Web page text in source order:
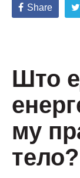
Share
Што
му
тело?